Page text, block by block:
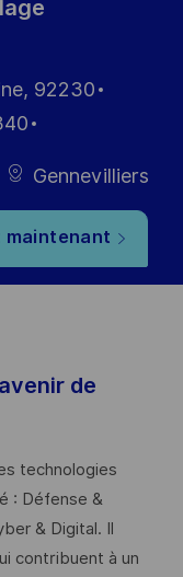
92230
Gennevilliers
maintenant
de
technologies
: Défense &
& Digital. Il
contribuent à un